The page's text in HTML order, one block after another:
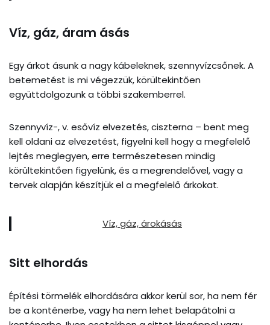
Víz, gáz, áram ásás
Egy árkot ásunk a nagy kábeleknek, szennyvízcsőnek. A
betemetést is mi végezzük, körültekintően
együttdolgozunk a többi szakemberrel.
Szennyvíz-, v. esővíz elvezetés, ciszterna – bent meg
kell oldani az elvezetést, figyelni kell hogy a megfelelő
lejtés meglegyen, erre természetesen mindig
körültekintően figyelünk, és a megrendelővel, vagy a
tervek alapján készítjük el a megfelelő árkokat.
Víz, gáz, árokásás
Sitt elhordás
Építési törmelék elhordására akkor kerül sor, ha nem fér
be a konténerbe, vagy ha nem lehet belapátolni a